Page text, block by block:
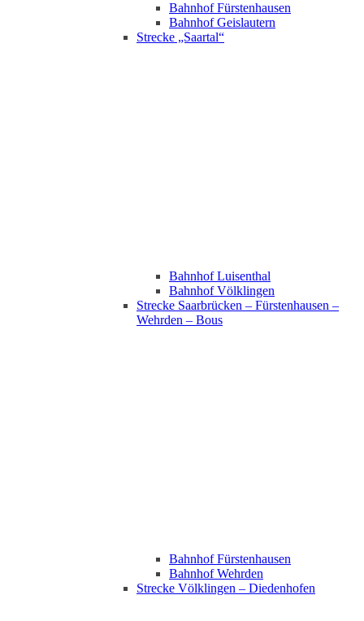
Bahnhof Fürstenhausen
Bahnhof Geislautern
Strecke „Saartal“
Bahnhof Luisenthal
Bahnhof Völklingen
Strecke Saarbrücken – Fürstenhausen –
Wehrden – Bous
Bahnhof Fürstenhausen
Bahnhof Wehrden
Strecke Völklingen – Diedenhofen